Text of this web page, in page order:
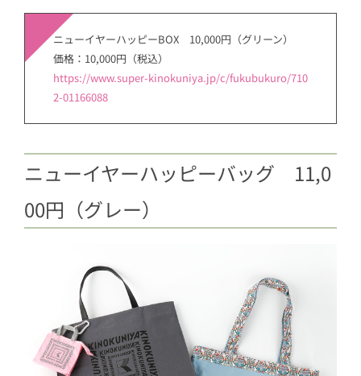
ニューイヤーハッピーBOX 10,000円（グリーン）
価格：10,000円（税込）
https://www.super-kinokuniya.jp/c/fukubukuro/710
2-01166088
ニューイヤーハッピーバッグ 11,0
00円（グレー）